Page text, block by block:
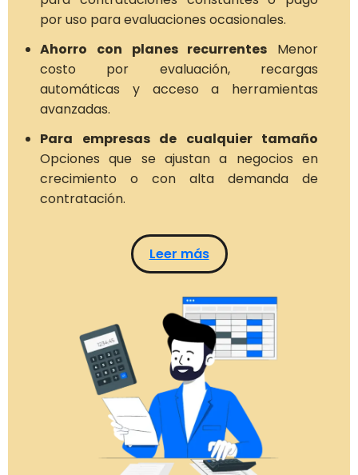
por uso para evaluaciones ocasionales.
Ahorro con planes recurrentes Menor
costo por evaluación, recargas
automáticas y acceso a herramientas
avanzadas.
Para empresas de cualquier tamaño
Opciones que se ajustan a negocios en
crecimiento o con alta demanda de
contratación.
Leer más